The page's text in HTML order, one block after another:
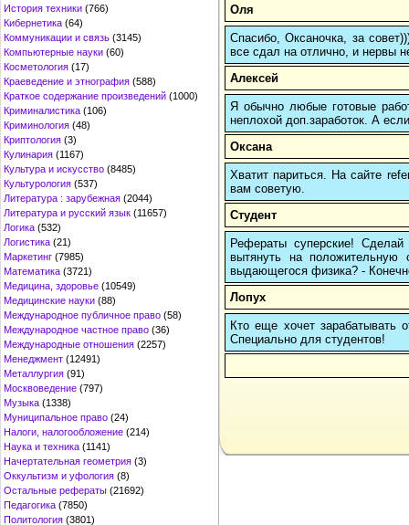
История техники (766)
Кибернетика (64)
Коммуникации и связь (3145)
Компьютерные науки (60)
Косметология (17)
Краеведение и этнография (588)
Краткое содержание произведений (1000)
Криминалистика (106)
Криминология (48)
Криптология (3)
Кулинария (1167)
Культура и искусство (8485)
Культурология (537)
Литература : зарубежная (2044)
Литература и русский язык (11657)
Логика (532)
Логистика (21)
Маркетинг (7985)
Математика (3721)
Медицина, здоровье (10549)
Медицинские науки (88)
Международное публичное право (58)
Международное частное право (36)
Международные отношения (2257)
Менеджмент (12491)
Металлургия (91)
Москвоведение (797)
Музыка (1338)
Муниципальное право (24)
Налоги, налогообложение (214)
Наука и техника (1141)
Начертательная геометрия (3)
Оккультизм и уфология (8)
Остальные рефераты (21692)
Педагогика (7850)
Политология (3801)
Оля
Спасибо, Оксаночка, за
все сдал на отлично, и нервы
Алексей
Я обычно любые готовые
неплохой доп.заработок. А
Оксана
Хватит париться. На сайте
вам советую.
Студент
Рефераты суперские!
вытянуть на
выдающегося физика? -
Лопух
Кто еще хочет зарабатывать
Cпециально для студентов!